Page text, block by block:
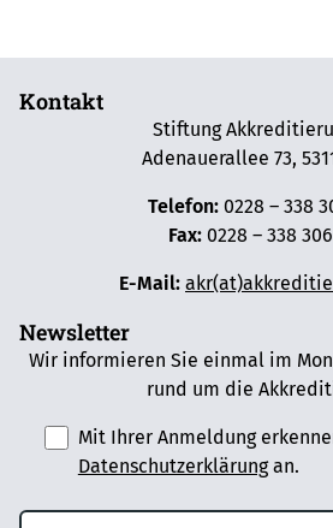
Kontakt
Stiftung
Adenauerallee 73,
Telefon:0228 – 338
Fax: 0228 – 338
E-Mail:
Newsletter
Wir informieren Sie einmal im
rund um die
Mit Ihrer Anmeldung
Datenschutzerklärungan.